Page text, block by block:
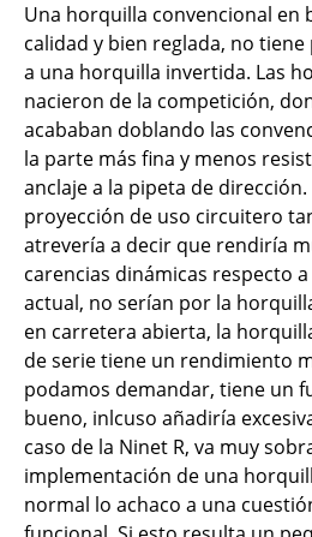
Una horquilla convencional en
calidad y bien reglada, no
a una horquilla invertida. Las
nacieron de la competición,
acababan doblando las
la parte más fina y menos
anclaje a la pipeta de
proyección de uso circuitero
atrevería a decir que rendiría
carencias dinámicas respecto
actual, no serían por la
en carretera abierta, la
de serie tiene un rendimiento
podamos demandar, tiene un
bueno, inlcuso añadiría
caso de la Ninet R, va muy
implementación de una
normal lo achaco a una